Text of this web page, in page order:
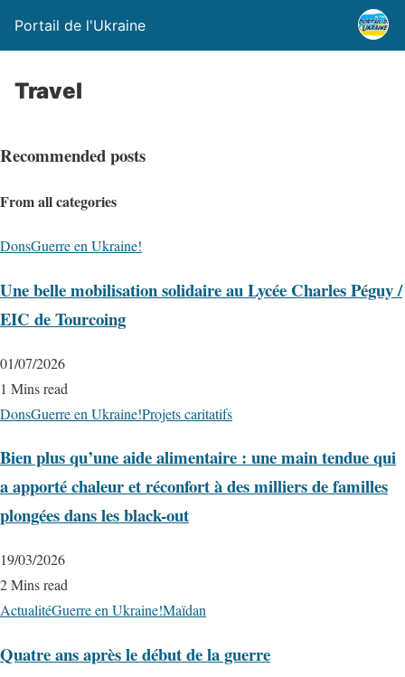
Portail de l'Ukraine
Travel
Recommended posts
From all categories
DonsGuerre en Ukraine!
Une belle mobilisation solidaire au Lycée Charles Péguy /
EIC de Tourcoing
01/07/2026
1 Mins read
DonsGuerre en Ukraine!Projets caritatifs
Bien plus qu’une aide alimentaire : une main tendue qui
a apporté chaleur et réconfort à des milliers de familles
plongées dans les black-out
19/03/2026
2 Mins read
ActualitéGuerre en Ukraine!Maїdan
Quatre ans après le début de la guerre